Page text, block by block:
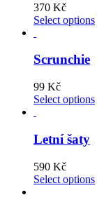
370 Kč
Select options
Scrunchie
99 Kč
Select options
Letní šaty
590 Kč
Select options